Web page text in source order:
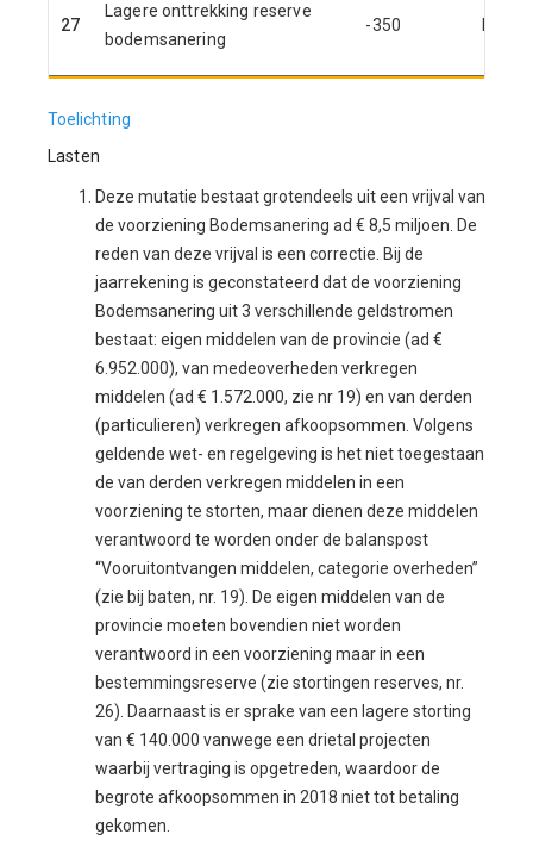
27
Lagere onttrekking reserve
bodemsanering
-350
Toelichting
Lasten
Deze mutatie bestaat grotendeels uit een vrijval van
de voorziening Bodemsanering ad € 8,5 miljoen. De
reden van deze vrijval is een correctie. Bij de
jaarrekening is geconstateerd dat de voorziening
Bodemsanering uit 3 verschillende geldstromen
bestaat: eigen middelen van de provincie (ad €
6.952.000), van medeoverheden verkregen
middelen (ad € 1.572.000, zie nr 19) en van derden
(particulieren) verkregen afkoopsommen. Volgens
geldende wet- en regelgeving is het niet toegestaan
de van derden verkregen middelen in een
voorziening te storten, maar dienen deze middelen
verantwoord te worden onder de balanspost
“Vooruitontvangen middelen, categorie overheden”
(zie bij baten, nr. 19). De eigen middelen van de
provincie moeten bovendien niet worden
verantwoord in een voorziening maar in een
bestemmingsreserve (zie stortingen reserves, nr.
26). Daarnaast is er sprake van een lagere storting
van € 140.000 vanwege een drietal projecten
waarbij vertraging is opgetreden, waardoor de
begrote afkoopsommen in 2018 niet tot betaling
gekomen.